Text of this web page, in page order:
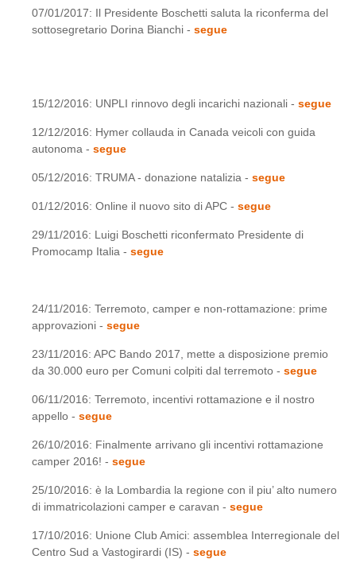
07/01/2017: Il Presidente Boschetti saluta la riconferma del
sottosegretario Dorina Bianchi - segue
15/12/2016: UNPLI rinnovo degli incarichi nazionali - segue
12/12/2016: Hymer collauda in Canada veicoli con guida
autonoma - segue
05/12/2016: TRUMA - donazione natalizia - segue
01/12/2016: Online il nuovo sito di APC - segue
29/11/2016: Luigi Boschetti riconfermato Presidente di
Promocamp Italia - segue
24/11/2016: Terremoto, camper e non-rottamazione: prime
approvazioni - segue
23/11/2016: APC Bando 2017, mette a disposizione premio
da 30.000 euro per Comuni colpiti dal terremoto - segue
06/11/2016: Terremoto, incentivi rottamazione e il nostro
appello - segue
26/10/2016: Finalmente arrivano gli incentivi rottamazione
camper 2016! - segue
25/10/2016: è la Lombardia la regione con il piu’ alto numero
di immatricolazioni camper e caravan - segue
17/10/2016: Unione Club Amici: assemblea Interregionale del
Centro Sud a Vastogirardi (IS) - segue